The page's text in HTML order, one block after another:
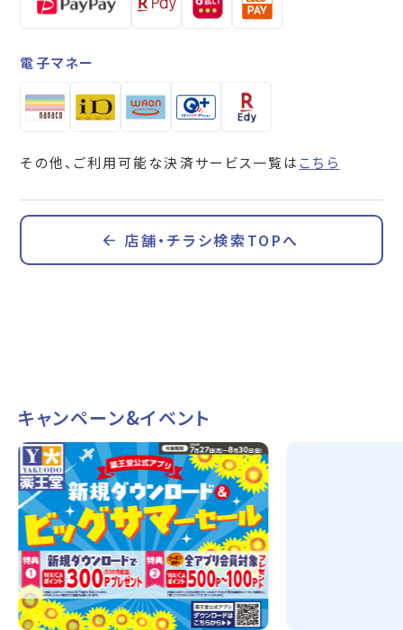
電子マネー
その他、ご利用可能な決済サービス一覧は こちら
店舗・チラシ検索TOPへ
キャンペーン&イベント